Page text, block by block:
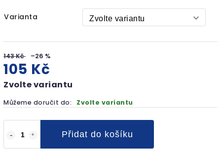
Varianta
143 Kč –26 %
105 Kč
Zvolte variantu
Můžeme doručit do: Zvolte variantu
Přidat do košíku